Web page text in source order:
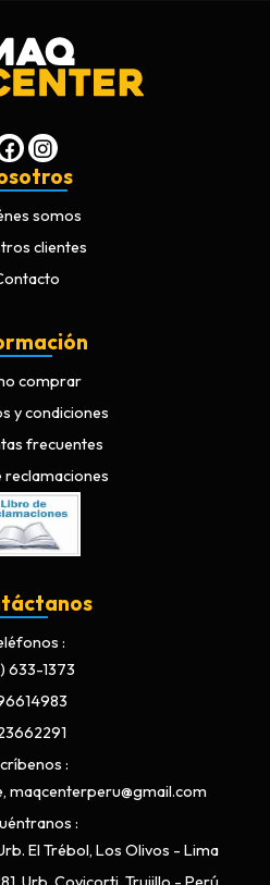
somos
clientes
comprar
y condiciones
frecuentes
reclamaciones
633-1373
maqcenterperu@gmail.com
El Trébol, Los Olivos - Lima